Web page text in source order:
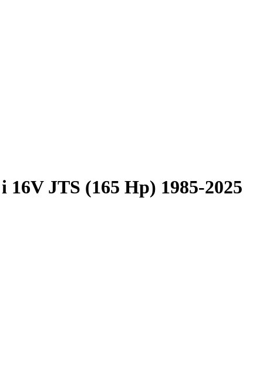
16V JTS (165 Hp) 1985-2025